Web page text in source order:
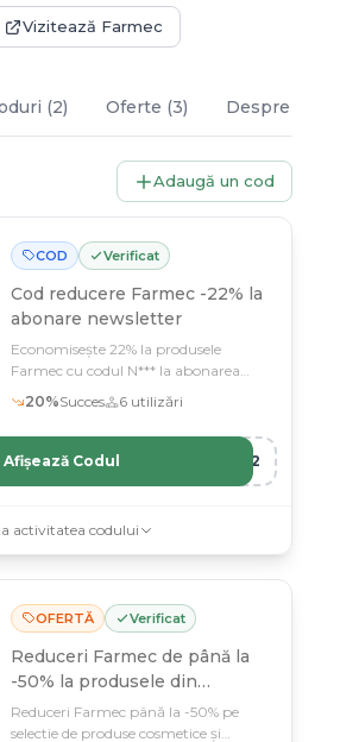
Vizitează Farmec
(2) Oferte (3) Despre
Adaugă un cod
COD Verificat
Cod reducere Farmec -22% la
abonare newsletter
Economisește 22% la produsele
Farmec cu codul N*** la abonarea
newsletter
20%Succes 6 utilizări
R12
Afișează Codul
activitatea codului
OFERTĂ Verificat
Reduceri Farmec de până la
-50% la produsele din
selecție
Reduceri Farmec până la -50% pe
selectie de produse cosmetice și